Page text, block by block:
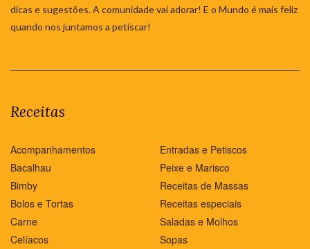
dicas e sugestões. A comunidade vai adorar! E o Mundo é mais feliz
quando nos juntamos a petiscar!
Receitas
Acompanhamentos
Bacalhau
Bimby
Bolos e Tortas
Carne
Celíacos
Entradas e Petiscos
Peixe e Marisco
Receitas de Massas
Receitas especiais
Saladas e Molhos
Sopas